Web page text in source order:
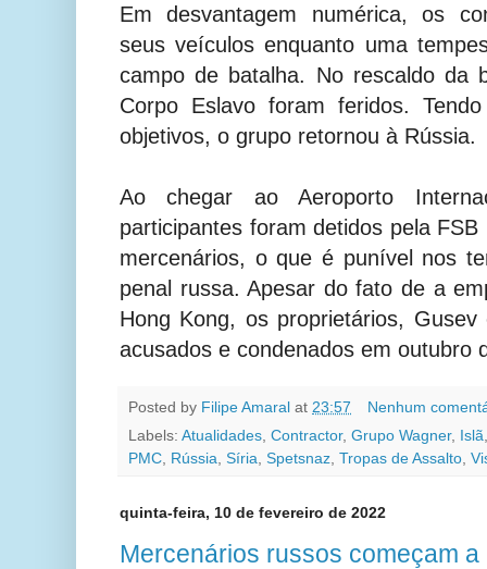
Em desvantagem numérica, os
seus veículos enquanto uma
campo de batalha. No rescaldo da
Corpo Eslavo foram feridos.
objetivos, o grupo retornou à Rússia.
Ao chegar ao Aeroporto
participantes foram detidos pela
mercenários, o que é punível nos
penal russa. Apesar do fato de a
Hong Kong, os proprietários,
acusados e condenados em outubro
Posted by Filipe Amaral at 23:57
Nenhum
Labels: Atualidades, Contractor, Grupo Wagner, Islã
PMC, Rússia, Síria, Spetsnaz, Tropas de Assalto,
quinta-feira, 10 de fevereiro de 2022
Mercenários russos começam